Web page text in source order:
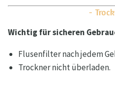
-
Wichtig für sicheren
Flusenfilter nach jedem
Trockner nicht überladen.